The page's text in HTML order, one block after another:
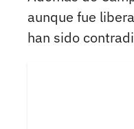
aunque fue
han sido